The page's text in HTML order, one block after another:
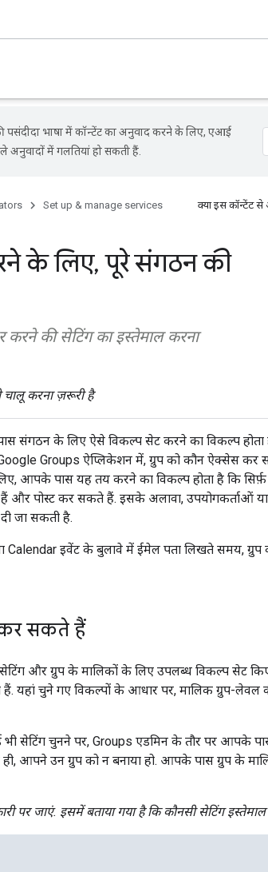
भाषा में कॉन्टेंट का अनुवाद करने के लिए, एआई
अनुवादों में गलतियां हो सकती हैं.
Set up & manage services
क्या इस कॉन्टेंट
के लिए, पूरे संगठन की
की सेटिंग का इस्तेमाल करना
चालू करना ज़रूरी है
संगठन के लिए ऐसे विकल्प सेट करने का विकल्प होता
Groups ऐप्लिकेशन में, ग्रुप को कौन ऐक्सेस कर
आपके पास यह तय करने का विकल्प होता है कि सिर्फ़
पोस्ट कर सकते हैं. इसके अलावा, उपयोगकर्ताओं या
जा सकती है.
Calendar इवेंट के बुलावे में ईमेल पता लिखते समय,
कर सकते हैं
और ग्रुप के मालिकों के लिए उपलब्ध विकल्प सेट
हैं. यहां चुने गए विकल्पों के आधार पर, मालिक ग्रुप-
भी सेटिंग चुनने पर, Groups एडमिन के तौर पर आपके
आपने उन ग्रुप को न बनाया हो. आपके पास ग्रुप के
पर जाएं. इसमें बताया गया है कि कौनसी सेटिंग इस्तेमाल